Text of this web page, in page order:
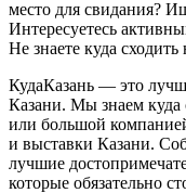
место для свидания?
Интересуетесь
Не знаете куда
КудаКазань — это
Казани. Мы знаем куда
или большой
и выставки Казани.
лучшие
которые обязательно